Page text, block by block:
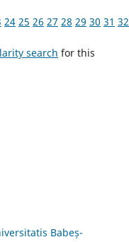
24 25 26 27 28 29 30 31 32
search for this
Babeș-